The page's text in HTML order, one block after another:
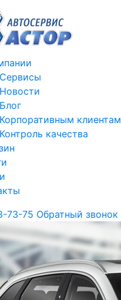
Сервисы
Новости
Блог
Корпоративным клиентам
Контроль качества
73-75 Обратный звонок